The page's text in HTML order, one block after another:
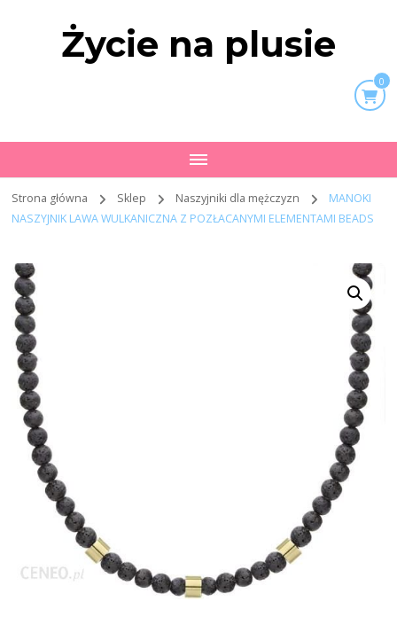
Życie na plusie
0
Strona główna Sklep Naszyjniki dla mężczyzn
MANOKI
NASZYJNIK LAWA WULKANICZNA Z POZŁACANYMI ELEMENTAMI BEADS